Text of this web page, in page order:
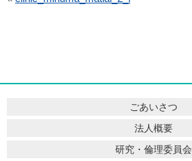
ごあいさつ
法人概要
研究・倫理委員会